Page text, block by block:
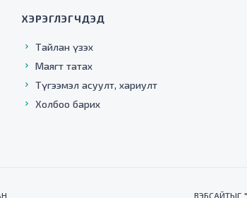
ХЭРЭГЛЭГЧДЭД
Тайлан үзэх
Маягт татах
Түгээмэл асуулт, хариулт
Холбоо барих
ВЭБСАЙТЫГ "